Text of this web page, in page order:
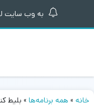
به وب سایت
خانه » همه برنامه‌ها » بلیط